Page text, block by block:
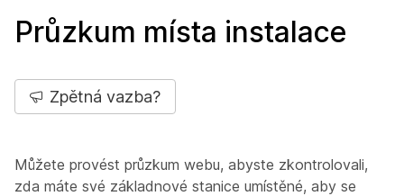
Průzkum místa instalace
Zpětná vazba?
Můžete provést průzkum webu, abyste zkontrolovali,
zda máte své základnové stanice umístěné, aby se